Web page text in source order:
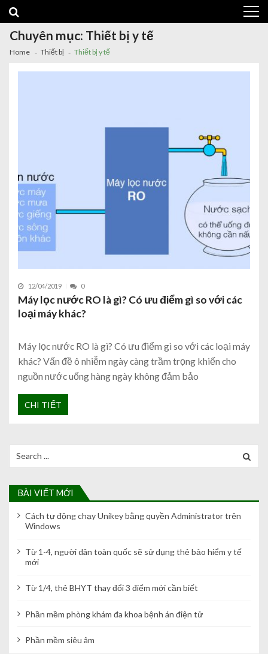
Skip to navigation
Skip to content
Chuyên mục: Thiết bị y tế
Home Thiết bị Thiết bị y tế
12/04/2019 0
Máy lọc nước RO là gì? Có ưu điểm gì so với các
loại máy khác?
Máy lọc nước RO là gì? Có ưu điểm gì so với các loại máy
khác? Vấn đề ô nhiễm ngày càng trầm trọng khiến cho
nguồn nước uống hàng ngày không đảm bảo
CHI TIẾT
BÀI VIẾT MỚI
Cách tự động chạy Unikey bằng quyền Administrator trên
Windows
Từ 1-4, người dân toàn quốc sẽ sử dụng thẻ bảo hiểm y tế
mới
Từ 1/4, thẻ BHYT thay đổi 3 điểm mới cần biết
Phần mềm phòng khám đa khoa bệnh án điện tử
Phần mềm siêu âm